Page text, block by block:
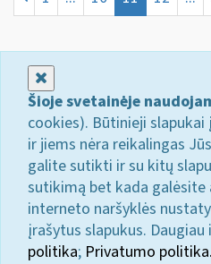
Šioje svetainėje
cookies). Būtinieji
ir jiems nėra reikalingas
galite sutikti ir su kitų
sutikimą bet kada
interneto naršyklės
įrašytus slapukus.
politika; Privatumo politika.